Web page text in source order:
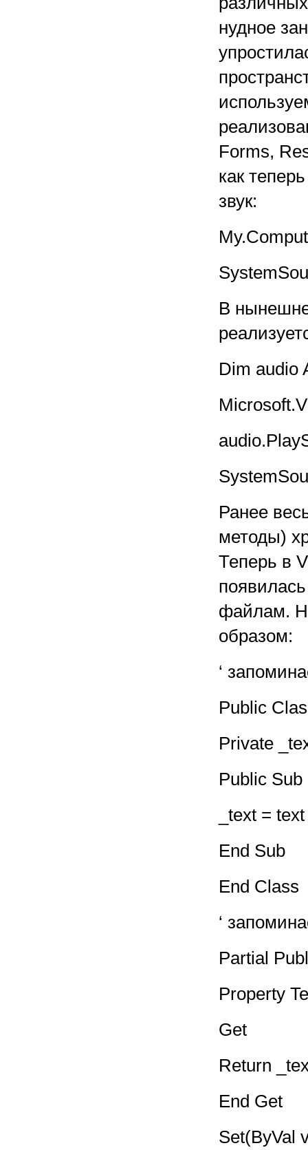
нудное
Forms,
как
звук:
В
Dim audio
Ранее
методы)
Теперь в
файлам.
образом:
‘
Public
Private
Public
_text = text
End Sub
End Class
‘
Partial
Property
Get
Return
End Get
Set(ByVal